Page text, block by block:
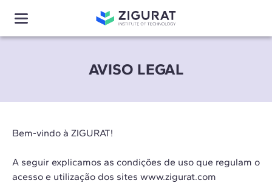
AVISO LEGAL
Bem-vindo à ZIGURAT!
A seguir explicamos as condições de uso que regulam o
acesso e utilização dos sites www.zigurat.com